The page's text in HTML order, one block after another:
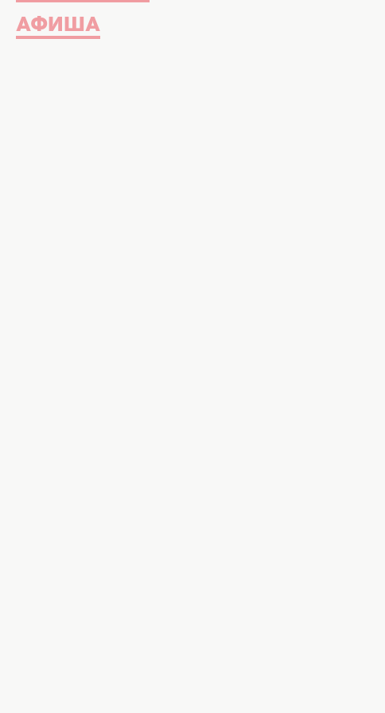
АФИША
Улучшить состояние куртки –
Зимняя одежда нуждается в
чтобы
постирали пуховик, есть риск того,
Блогерша Алина Бурлака попала в
лайфхака, которые обещали спасти
Почему пуховик перестал греть и